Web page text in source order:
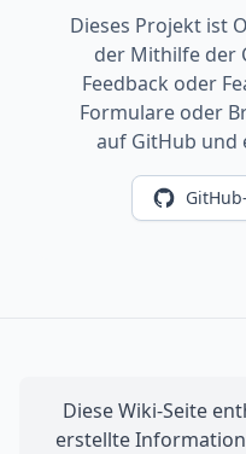
Dieses Projekt ist
der Mithilfe der
Feedback oder
Formulare oder
auf GitHub und
Diese Wiki-Seite
erstellte